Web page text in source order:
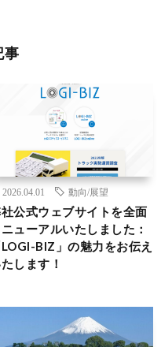
事
2026.04.01 動向/展望
公式ウェブサイトを全面
ニューアルいたしました：
LOGI-BIZ」の魅力をお伝え
します！